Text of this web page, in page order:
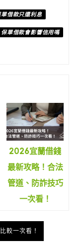
單借款只還利息
保單借款會影響信用嗎
2026宜蘭借錢
最新攻略！合法
管道、防詐技巧
一次看！
較一次看！